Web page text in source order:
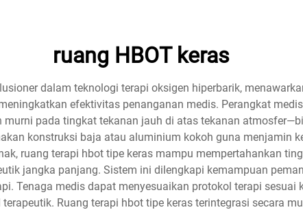
ruang HBOT keras
dalam teknologi terapi oksigen hiperbarik,
efektivitas penanganan medis. Perangkat
pada tingkat tekanan jauh di atas tekanan
konstruksi baja atau aluminium kokoh guna menjamin
ruang terapi hbot tipe keras mampu mempertahankan
jangka panjang. Sistem ini dilengkapi kemampuan
Tenaga medis dapat menyesuaikan protokol terapi
Ruang terapi hbot tipe keras terintegrasi secara